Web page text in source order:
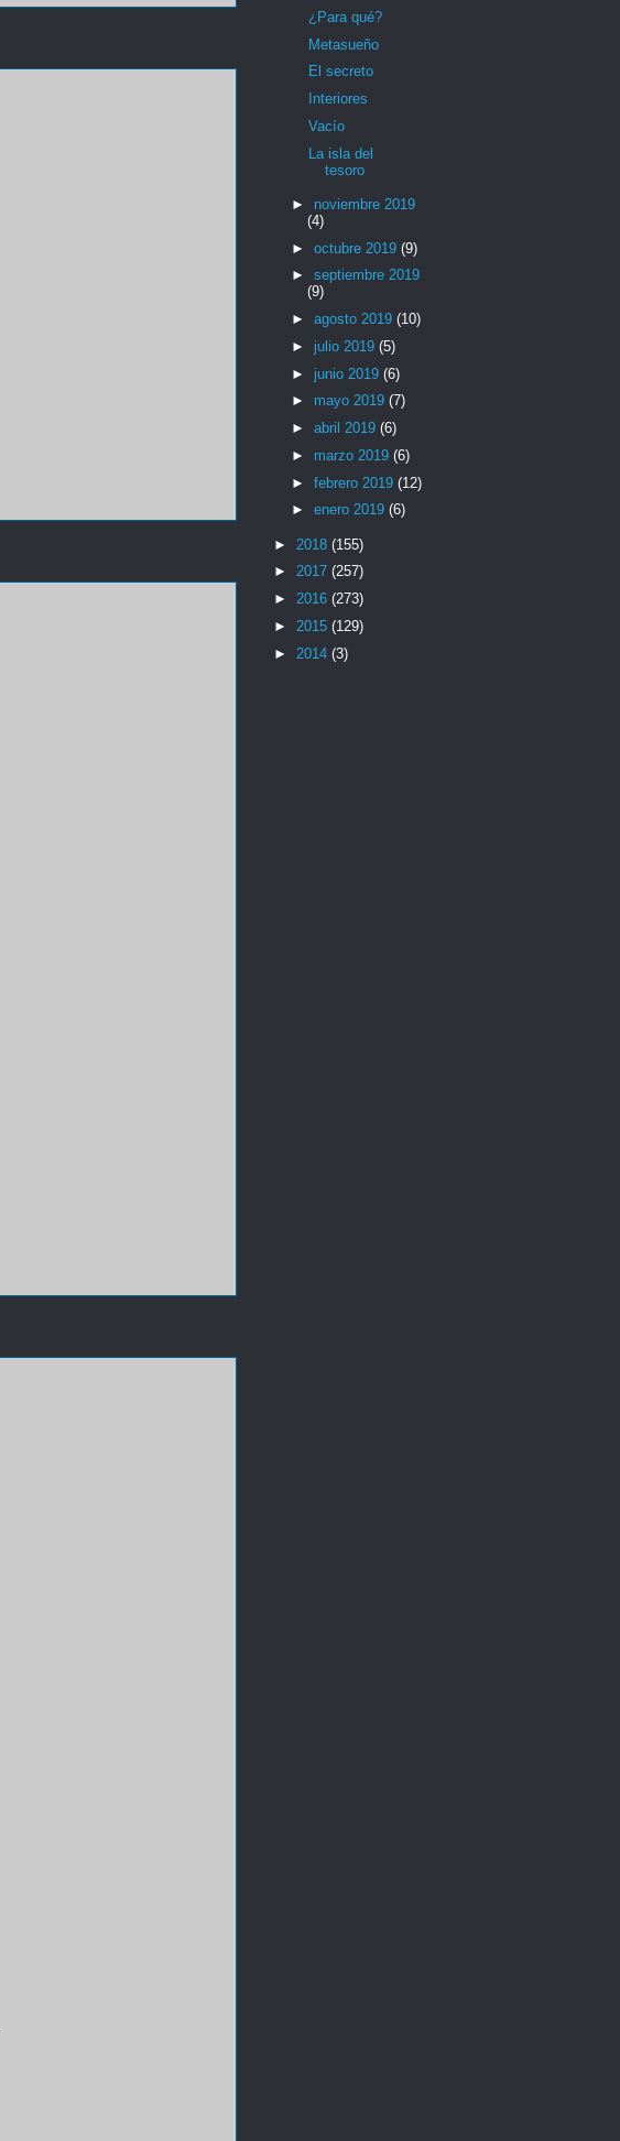
¿Para qué?
Metasueño
El secreto
Interiores
Vacío
La isla del
tesoro
► noviembre 2019
(4)
► octubre 2019 (9)
► septiembre 2019
(9)
► agosto 2019 (10)
► julio 2019 (5)
► junio 2019 (6)
► mayo 2019 (7)
► abril 2019 (6)
► marzo 2019 (6)
► febrero 2019 (12)
► enero 2019 (6)
► 2018 (155)
► 2017 (257)
► 2016 (273)
► 2015 (129)
► 2014 (3)